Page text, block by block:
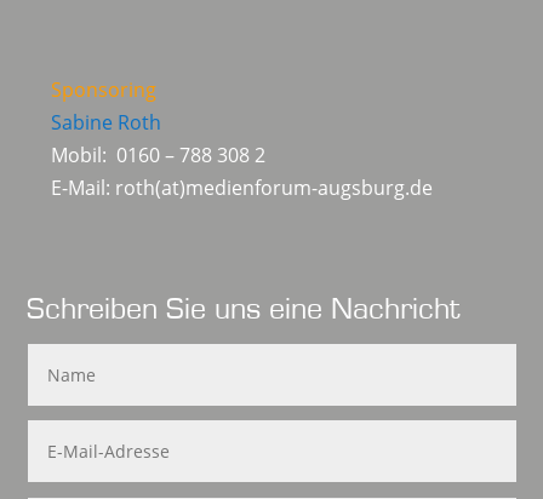
Sponsoring
Sabine Roth
Mobil: 0160 – 788 308 2
E-Mail: roth(at)medienforum-augsburg.de
Schreiben Sie uns eine Nachricht